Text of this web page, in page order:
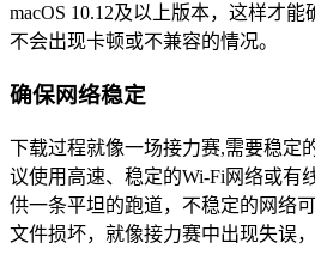
macOS 10.12及以上版本，这样才能
不会出现卡顿或不兼容的情况。
确保网络稳定
下载过程就像一场接力赛,需要稳定
议使用高速、稳定的Wi-Fi网络或有
供一条平坦的跑道，不稳定的网络
文件损坏，就像接力赛中出现失误，